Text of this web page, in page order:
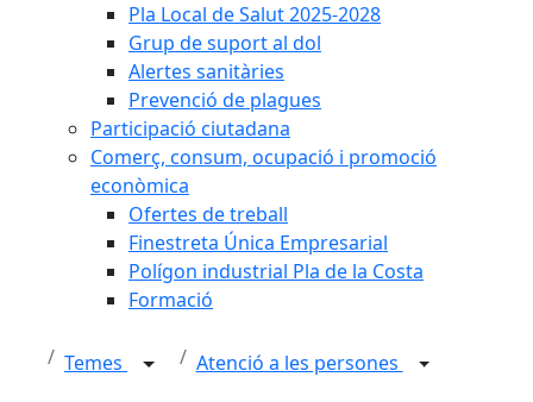
Pla Local de Salut 2025-2028
Grup de suport al dol
Alertes sanitàries
Prevenció de plagues
Participació ciutadana
Comerç, consum, ocupació i promoció
econòmica
Ofertes de treball
Finestreta Única Empresarial
Polígon industrial Pla de la Costa
Formació
Temes Atenció a les persones